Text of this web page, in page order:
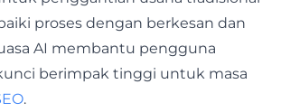
proses dengan berkesan dan
AI membantu pengguna
berimpak tinggi untuk masa
.